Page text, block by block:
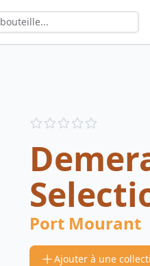
Reviews
Port Mourant
Ajouter à une